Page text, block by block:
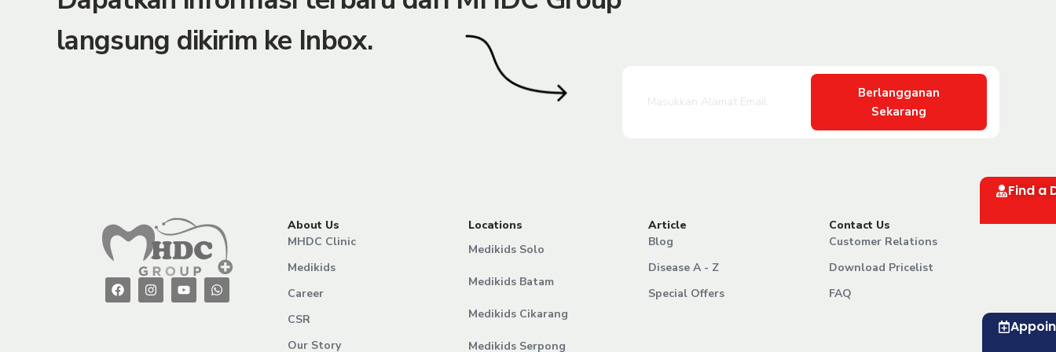
langsung dikirim ke Inbox.
Berlangganan
Sekarang
About Us
MHDC Clinic
Medikids
Career
CSR
Our Story
Locations
Medikids Solo
Medikids Batam
Medikids Cikarang
Medikids Serpong
Article
Blog
Disease A - Z
Special Offers
Contact Us
Customer Relations
Download Pricelist
FAQ
Find a